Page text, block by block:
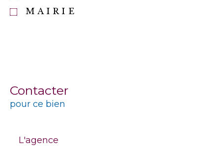
MAIRIE
Contacter
pour ce bien
L'agence